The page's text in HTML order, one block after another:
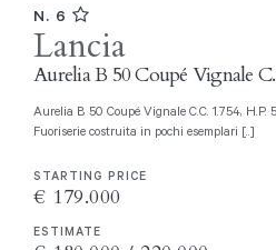
N. 6
Lancia
Aurelia B 50 Coupé Vignale C.
Aurelia B 50 Coupé Vignale C.C. 1.754, H.P. 55, anno di produzione: 1951.
Fuoriserie costruita in pochi esemplari [..]
STARTING PRICE
€ 179.000
ESTIMATE